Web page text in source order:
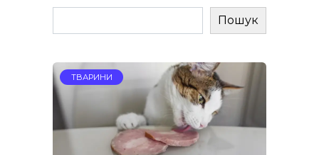
Пошук
ТВАРИНИ